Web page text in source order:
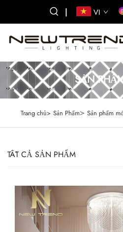
| VI
SẢN
Trang chủ> Sản Phẩm> Sản phẩm
TẤT CẢ SẢN PHẨM